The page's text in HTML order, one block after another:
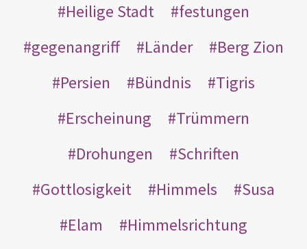
Heilige Stadt
festungen
gegenangriff
Länder
Berg Zion
Persien
Bündnis
Tigris
Erscheinung
Trümmern
Drohungen
Schriften
Gottlosigkeit
Himmels
Susa
Elam
Himmelsrichtung